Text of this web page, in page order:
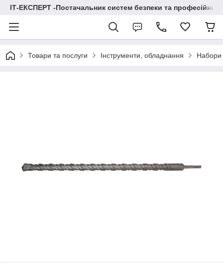
ІТ-ЕКСПЕРТ -Постачальник систем безпеки та професійних
Товари та послуги Інструменти, обладнання Набори